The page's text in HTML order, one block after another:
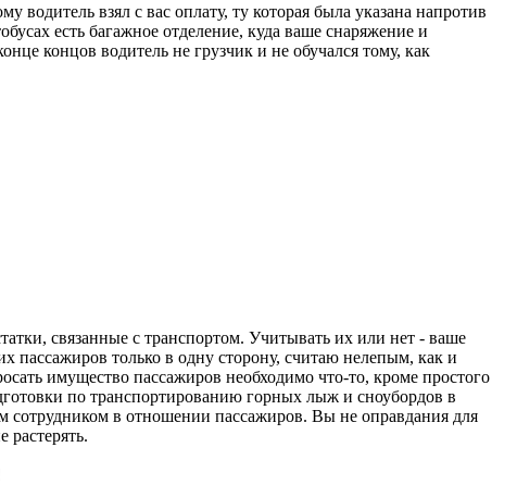
водитель взял с вас оплату, ту которая была указана напротив
есть багажное отделение, куда ваше снаряжение и
концов водитель не грузчик и не обучался тому, как
связанные с транспортом. Учитывать их или нет - ваше
пассажиров только в одну сторону, считаю нелепым, как и
имущество пассажиров необходимо что-то, кроме простого
по транспортированию горных лыж и сноубордов в
сотрудником в отношении пассажиров. Вы не оправдания для